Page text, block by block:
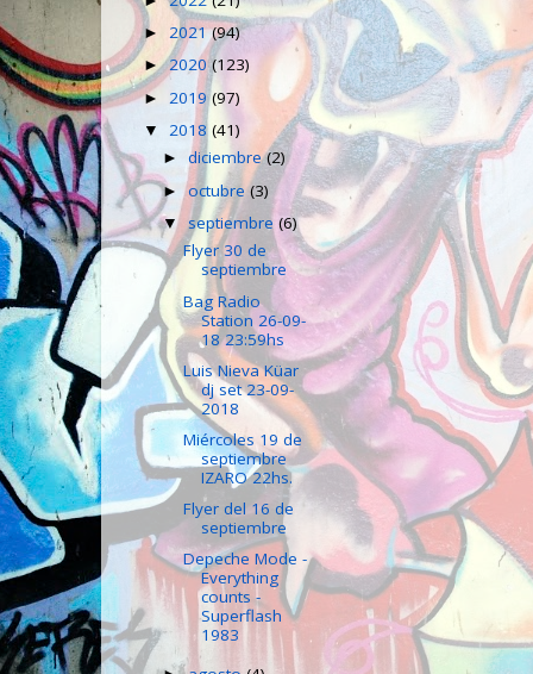
► 2021(94)
►2020(123)
► 2019(97)
▼ 2018 (41)
►diciembre(2)
►octubre(3)
▼septiembre(6)
Flyer 30 de
septiembre
Bag Radio
Station 26-09-
18 23:59hs
Luis Nieva Küar
dj set 23-09-
2018
Miércoles 19 de
septiembre
IZARO 22hs.
Flyer del 16 de
septiembre
Depeche Mode -
Everything
counts -
Superflash
1983